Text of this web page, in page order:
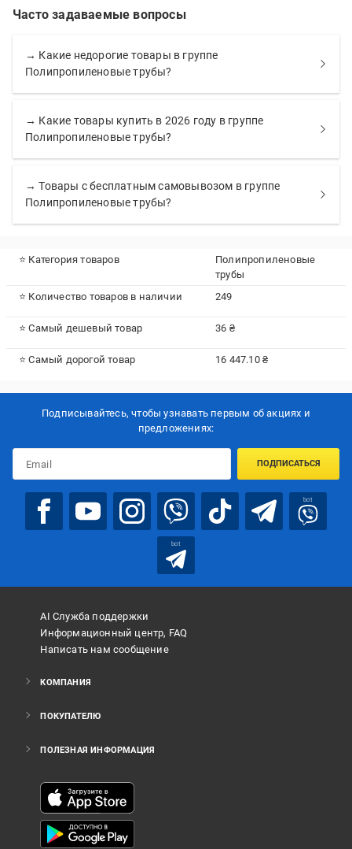
Часто задаваемые вопросы
→ Какие недорогие товары в группе
Полипропиленовые трубы?
→ Какие товары купить в 2026 году в группе
Полипропиленовые трубы?
→ Товары с бесплатным самовывозом в группе
Полипропиленовые трубы?
⭐ Категория товаров
Полипропиленовые
трубы
⭐ Количество товаров в наличии
249
⭐ Самый дешевый товар 36 ₴
⭐ Самый дорогой товар 16 447.10 ₴
Подписывайтесь, чтобы узнавать первым об акцияx и
предложениях:
ПОДПИСАТЬСЯ
bot
bot
AI Служба поддержки
Информационный центр, FAQ
Написать нам сообщение
КОМПАНИЯ
ПОКУПАТЕЛЮ
ПОЛЕЗНАЯ ИНФОРМАЦИЯ